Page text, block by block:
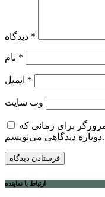
*
*
*
وب‌ سایت
برای زمانی که
دوباره دیدگاهی می‌نویسم.
ارتباط با نماینده